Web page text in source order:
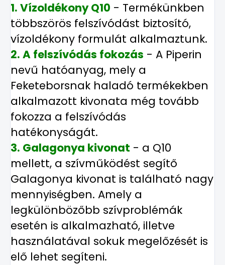
1. Vízoldékony Q10 - Termékünkben
többszörös felszívódást biztosító,
vízoldékony formulát alkalmaztunk.
2. A felszívódás fokozás - A Piperin
nevű hatóanyag, mely a
Feketeborsnak haladó termékekben
alkalmazott kivonata még tovább
fokozza a felszívódás
hatékonyságát.
3. Galagonya kivonat - a Q10
mellett, a szívműködést segítő
Galagonya kivonat is található nagy
mennyiségben. Amely a
legkülönbözőbb szívproblémák
esetén is alkalmazható, illetve
használatával sokuk megelőzését is
elő lehet segíteni.